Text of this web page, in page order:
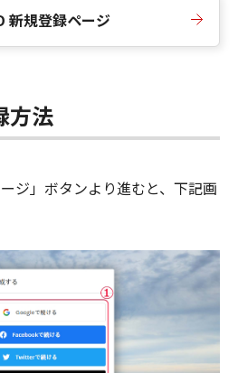
新規登録ページ
方法
ジ」ボタンより進むと、下記画